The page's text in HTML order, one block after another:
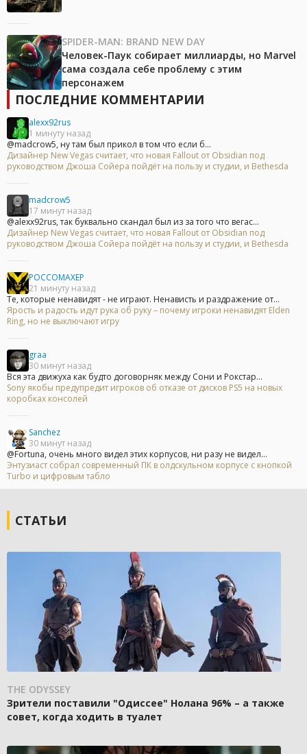
SPIDER-MAN: BRAND NEW DAY
Человек-Паук собирает миллиарды, но Marvel
сама создала себе проблему с этим
персонажем
ПОСЛЕДНИЕ КОММЕНТАРИИ
alexx92rus
1 минуту назад
@madcrow5, ну там был прикол в том что если б...
Дизайнер New Vegas считает, что новая Fallout от Obsidian под
руководством Джоша Сойера пойдёт на пользу и студии, и Bethesda
madcrow5
17 минут назад
@alexx92rus, так буквально скандал был из за того что вегас...
Дизайнер New Vegas считает, что новая Fallout от Obsidian под
руководством Джоша Сойера пойдёт на пользу и студии, и Bethesda
POCCOMAXEP
21 минуту назад
Те, которые ненавидят - не играют. Ненависть и раздражение от...
Ярость и радость идут рука об руку – почему игроки ненавидят Elden
Ring, но не выключают игру
graa
30 минут назад
Вся эта движуха как будто договорняк между Сони и Рокстар...
Sony якобы предупредит игроков об отказе от дисков PS5 на новых
коробках консолей
Sanchez
30 минут назад
@Fortuna, очень много видел этих корпусов, ни разу не видел...
Энтузиаст собрал современный ПК в олдскульном корпусе с кнопкой
Turbo и цифровым табло
СТАТЬИ
THE ODYSSEY
Зрители поставили "Одиссее" Нолана 96% – а также
совет, когда ходить в туалет